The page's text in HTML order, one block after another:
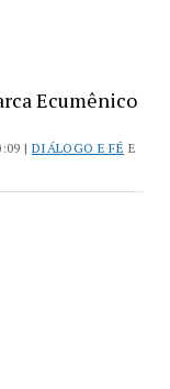
Ecumênico
| DIÁLOGO E FÉ E